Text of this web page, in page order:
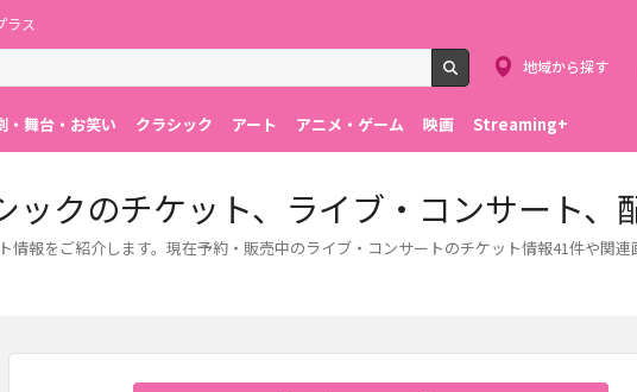
ラス
検索
地域から探す
・舞台・お笑い クラシック アート アニメ・ゲーム 映画 Streaming+
ックのチケット、ライブ・コンサート、
報をご紹介します。現在予約・販売中のライブ・コンサートのチケット情報41件や関連